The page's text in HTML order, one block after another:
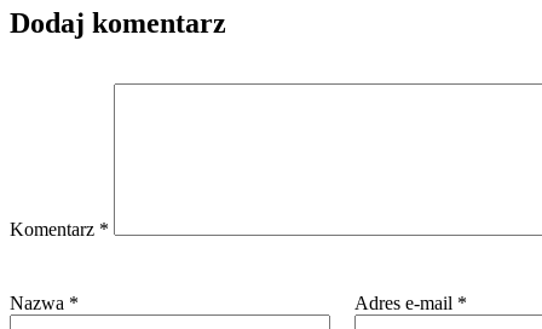
Dodaj komentarz
Komentarz *
Nazwa * Adres e-mail *